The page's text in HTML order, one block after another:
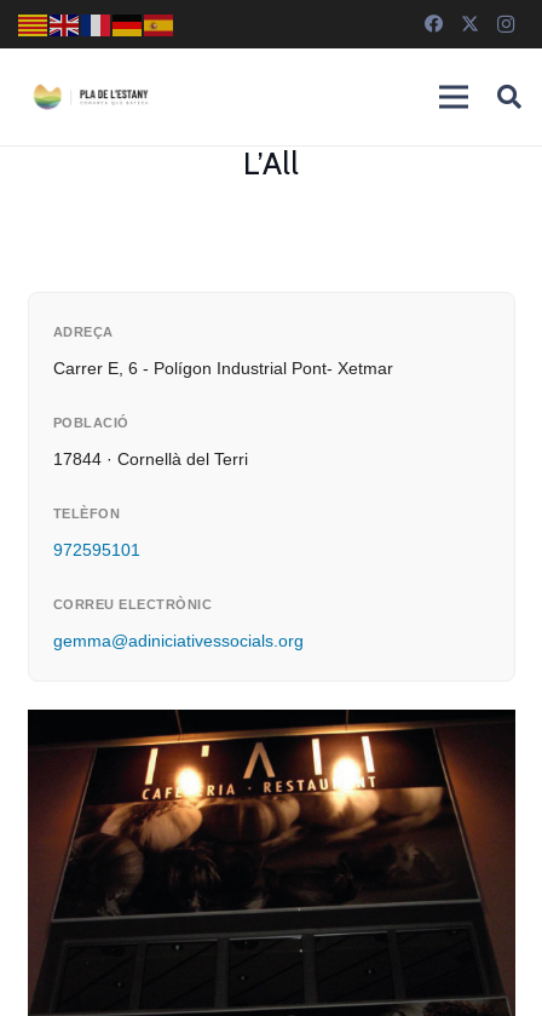
L’All
ADREÇA
Carrer E, 6 - Polígon Industrial Pont- Xetmar
POBLACIÓ
17844 · Cornellà del Terri
TELÈFON
972595101
CORREU ELECTRÒNIC
gemma@adiniciativessocials.org